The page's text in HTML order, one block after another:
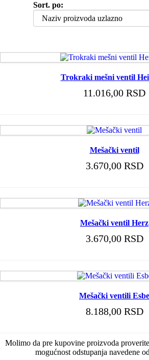
Sort. po:
Trokraki mešni ventil
11.016,00 RSD
Mešački ventil
3.670,00 RSD
Mešački ventil Herz
3.670,00 RSD
Mešački ventili Esbe
8.188,00 RSD
Molimo da pre kupovine proizvoda
mogućnost odstupanja navedene